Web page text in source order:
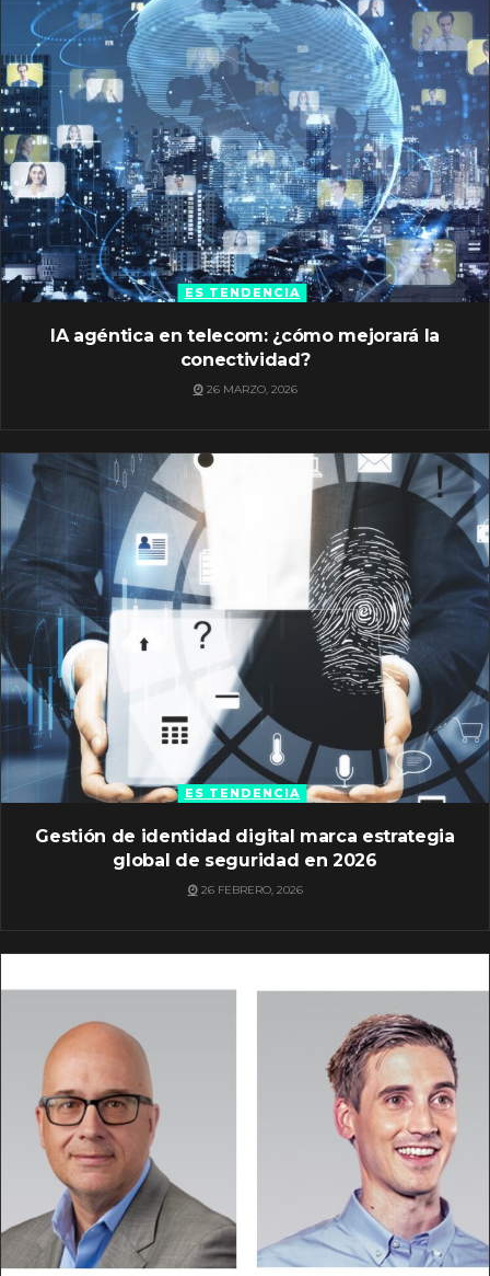
ES TENDENCIA
IA agéntica en telecom: ¿cómo mejorará la
conectividad?
26 MARZO, 2026
ES TENDENCIA
Gestión de identidad digital marca estrategia
global de seguridad en 2026
26 FEBRERO, 2026